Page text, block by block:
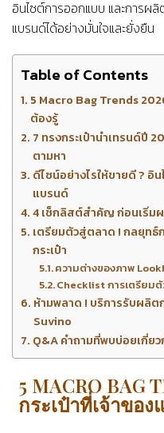
อินไซต์การออกแบบ และการผ
แบรนด์ได้อย่างมั่นใจและยั่งยืน
Table of Contents
5 Macro Bag Trends
ต้องรู้
7 ทรงกระเป๋านำเทรนด์ปี
ตามหา
ดีไซน์อย่างไรให้ขายดี ? อิ
แบรนด์
4 เช็กลิสต์สำคัญ ก่อนเริ่มผ
เตรียมตัวสู่ตลาด ! กลยุท
กระเป๋า
ความต่างของภาพ
Checklist การเตรียม
ห้ามพลาด ! บริการรับผลิต
Suvino
Q&A คำถามที่พบบ่อยเกี่ยว
5 MACRO BAG
กระเป๋าที่เจ้าขอ